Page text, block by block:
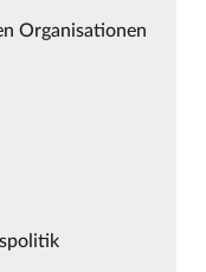
Organisationen